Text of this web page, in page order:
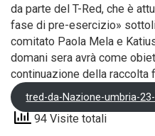
da parte del T-Red, che è
fase di pre-esercizio»
comitato Paola Mela e
domani sera avrà come
continuazione della raccolta
tred-da-Nazione-umbria-
94 Visite totali